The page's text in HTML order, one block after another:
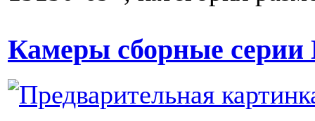
Камеры сборные